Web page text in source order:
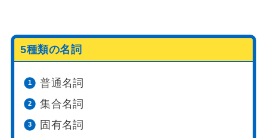
5種類の名詞
普通名詞
集合名詞
固有名詞